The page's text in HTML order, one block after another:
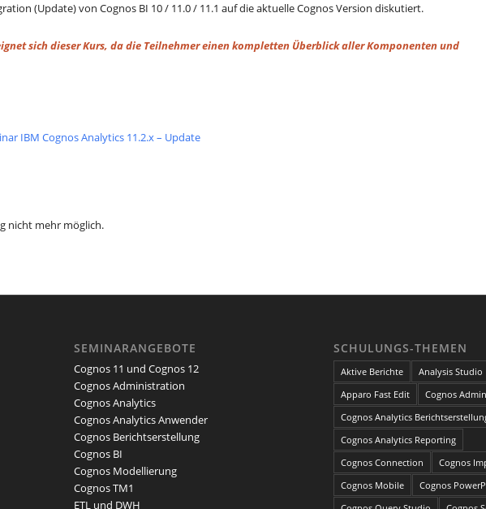
(Update) von Cognos BI 10 / 11.0 / 11.1 auf die aktuelle Cognos Version diskutiert.
sich dieser Kurs, da die Teilnehmer einen kompletten Überblick aller Komponenten und
IBM Cognos Analytics 11.2.x – Update
nicht mehr möglich.
SEMINARANGEBOTE
Cognos 11 und Cognos 12
Cognos Administration
Cognos Analytics
Cognos Analytics Anwender
Cognos Berichtserstellung
Cognos BI
Cognos Modellierung
Cognos TM1
ETL und DWH
SCHULUNGS-THEMEN
Aktive Berichte
Analysis Studio
Apparo Fast Edit
Cognos
Cognos Analytics
Cognos Analytics Reporting
Cognos Connection
Cognos
Cognos Mobile
Cognos